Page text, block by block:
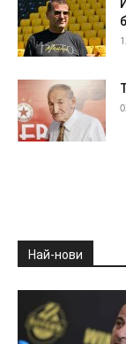
Най-нови